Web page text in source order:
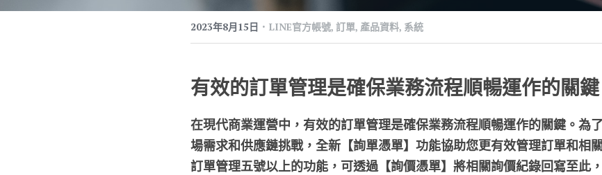
2023年8月15日 · LINE官方帳號, 訂單, 產品資料, 系統
有效的訂單管理是確保業務流程順暢運作的關鍵
在現代商業運營中，有效的訂單管理是確保業務流程順暢運作的關鍵。為
場需求和供應鏈挑戰，全新【詢單憑單】功能協助您更有效管理訂單和相
訂單管理五號以上的功能，可透過【詢價憑單】將相關詢價紀錄回寫至此